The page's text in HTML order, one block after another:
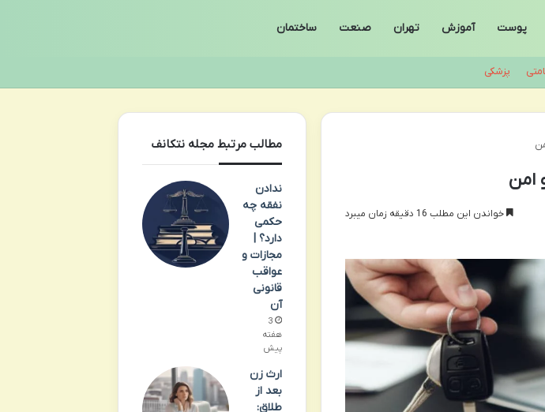
پوست آموزش تهران صنعت ساختمان
پزشکی
امن
خواندن این مطلب 16 دقیقه زمان میبرد
مطالب مرتبط مجله نتکانف
ندادن
نفقه چه
حکمی
دارد؟ |
مجازات و
عواقب
قانونی
آن
3
هفته
پیش
ارث زن
بعد از
طلاق: